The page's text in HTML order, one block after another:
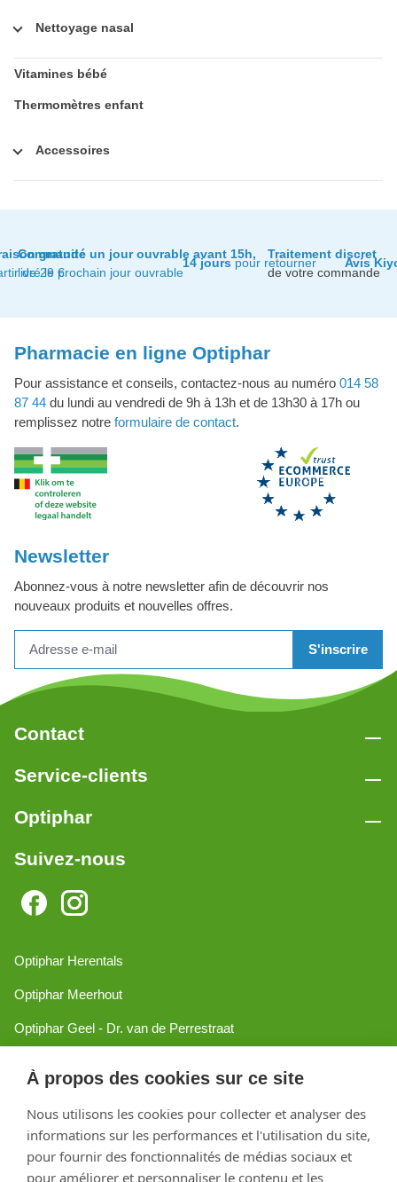
À propos des cookies sur ce site
Nous utilisons les cookies pour collecter et analyser des
informations sur les performances et l'utilisation du site,
pour fournir des fonctionnalités de médias sociaux et
pour améliorer et personnaliser le contenu et les
Nettoyage nasal
Vitamines bébé
Thermomètres enfant
Accessoires
gratuite
de 29 €
Commandé un jour ouvrable avant 15h,
livré le prochain jour ouvrable
14 jourspour retourner
Traitement discret
de votre commande
Avis
Pharmacie en ligne Optiphar
Pour assistance et conseils, contactez-nous au numéro 014 58
87 44 du lundi au vendredi de 9h à 13h et de 13h30 à 17h ou
remplissez notre formulaire de contact.
Newsletter
Abonnez-vous à notre newsletter afin de découvrir nos
nouveaux produits et nouvelles offres.
S'inscrire
Contact
Service-clients
Optiphar
Suivez-nous
Optiphar Herentals
Optiphar Meerhout
Optiphar Geel - Dr. van de Perrestraat
Optiphar Mol